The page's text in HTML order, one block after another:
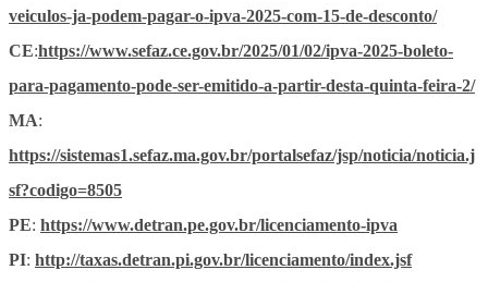
veiculos-ja-podem-pagar-o-ipva-2025-com-15-de-desconto/
CE:https://www.sefaz.ce.gov.br/2025/01/02/ipva-2025-boleto-
para-pagamento-pode-ser-emitido-a-partir-desta-quinta-feira-2/
MA:
https://sistemas1.sefaz.ma.gov.br/portalsefaz/jsp/noticia/noticia.j
sf?codigo=8505
PE: https://www.detran.pe.gov.br/licenciamento-ipva
PI: http://taxas.detran.pi.gov.br/licenciamento/index.jsf